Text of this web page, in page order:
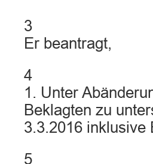
3
Er beantragt,
4
1. Unter
Beklagten zu
3.3.2016 inklusive
5